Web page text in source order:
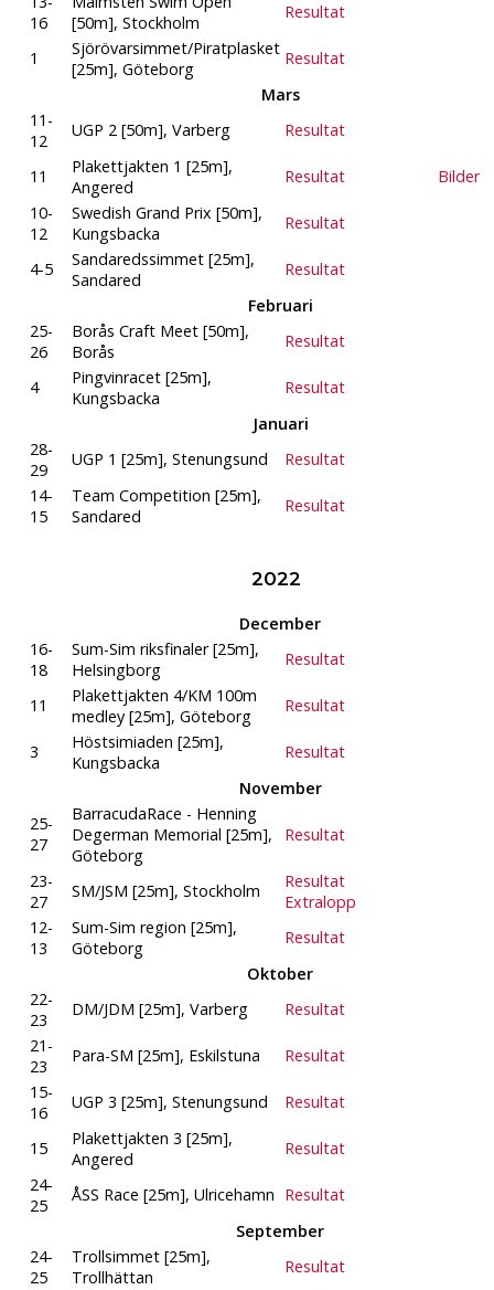
16
[50m], Stockholm
Resultat
1
Sjörövarsimmet/Piratplasket
[25m], Göteborg
Resultat
Mars
11-
12
UGP 2 [50m], Varberg Resultat
11
Plakettjakten 1 [25m],
Angered
Resultat
Bilder
10-
12
Swedish Grand Prix [50m],
Kungsbacka
Resultat
4-5
Sandaredssimmet [25m],
Sandared
Resultat
Februari
25-
26
Borås Craft Meet [50m],
Borås
Resultat
4
Pingvinracet [25m],
Kungsbacka
Resultat
Januari
28-
29
UGP 1 [25m], Stenungsund
Resultat
14-
15
Team Competition [25m],
Sandared
Resultat
2022
December
16-
18
Sum-Sim riksfinaler [25m],
Helsingborg
Resultat
11
Plakettjakten 4/KM 100m
medley [25m], Göteborg
Resultat
3
Höstsimiaden [25m],
Kungsbacka
Resultat
November
25-
27
BarracudaRace - Henning
Degerman Memorial [25m],
Göteborg
Resultat
23-
27
SM/JSM [25m], Stockholm
Resultat
Extralopp
12-
13
Sum-Sim region [25m],
Göteborg
Resultat
Oktober
22-
23
DM/JDM [25m], Varberg
Resultat
21-
23
Para-SM [25m], Eskilstuna
Resultat
15-
16
UGP 3 [25m], Stenungsund Resultat
15
Plakettjakten 3 [25m],
Angered
Resultat
24-
25
ÅSS Race [25m], Ulricehamn Resultat
September
24-
25
Trollsimmet [25m],
Trollhättan
Resultat